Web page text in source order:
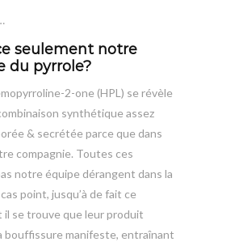
seulement notre
du pyrrole?
2-one (HPL) se révèle
synthétique assez
& secrétée parce que dans
compagnie. Toutes ces
notre équipe dérangent dans la
point, jusqu’à de fait ce
il se trouve que leur produit
bouffissure manifeste, entraînant